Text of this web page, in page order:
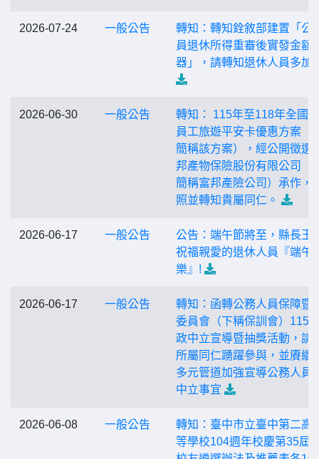
2026-07-24 一般公告
轉知：轉知銓敘部建置「公
員退休所得重審後實發金額
器」，請轉知退休人員多加
2026-06-30 一般公告
轉知： 115年至118年全國
員工旅遊平安卡優惠方案（
簡稱該方案），經公開徵選
邦產物保險股份有限公司（
簡稱富邦產險公司）承作，
照並轉知貴屬同仁。
2026-06-17 一般公告
公告：端午節將至，縣長王
祝福親愛的退休人員『端午
樂』!
2026-06-17 一般公告
轉知：函轉公務人員保障暨
委員會（下稱保訓會）115
政中立宣導暨抽獎活動，請
所屬同仁踴躍參與，並賡續
多元管道加強宣導公務人員
中立事宜
2026-06-08 一般公告
轉知：臺中市立臺中第二高
等學校104週年校慶第35屆